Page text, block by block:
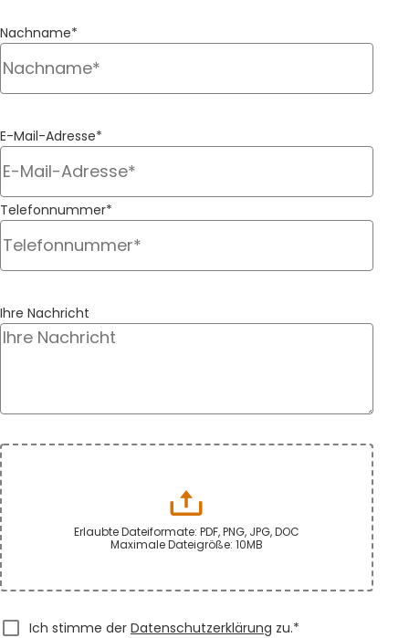
Nachname*
E-Mail-Adresse*
Telefonnummer*
Ihre Nachricht
Erlaubte Dateiformate: PDF, PNG, JPG, DOC
Maximale Dateigröße: 10MB
Ich stimme der Datenschutzerklärung zu.*